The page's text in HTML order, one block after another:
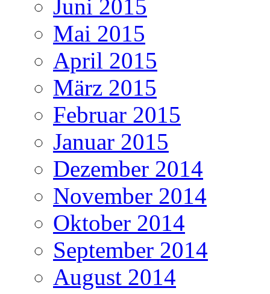
Juni 2015
Mai 2015
April 2015
März 2015
Februar 2015
Januar 2015
Dezember 2014
November 2014
Oktober 2014
September 2014
August 2014